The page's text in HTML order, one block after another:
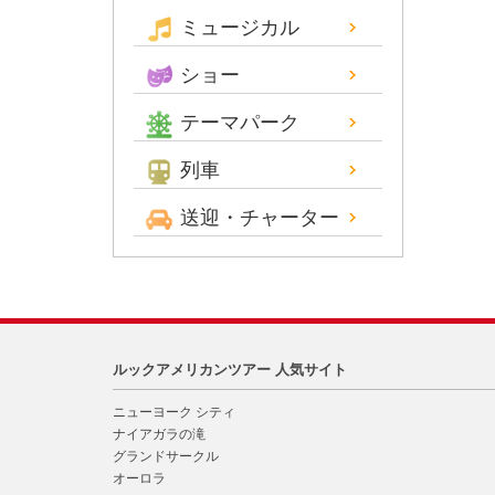
ミュージカル
ショー
テーマパーク
列車
送迎・チャーター
ルックアメリカンツアー 人気サイト
ニューヨーク シティ
ナイアガラの滝
グランドサークル
オーロラ